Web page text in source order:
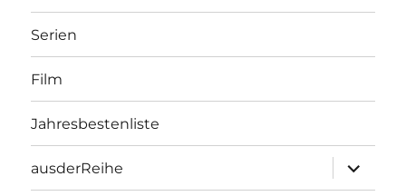
Serien
Film
Jahresbestenliste
ausderReihe
öffnen